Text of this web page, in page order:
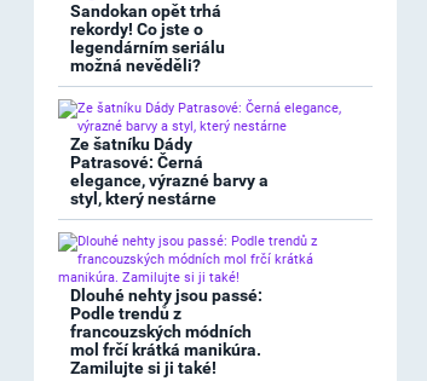
Sandokan opět trhá
rekordy! Co jste o
legendárním seriálu
možná nevěděli?
Ze šatníku Dády
Patrasové: Černá
elegance, výrazné barvy a
styl, který nestárne
Dlouhé nehty jsou passé:
Podle trendů z
francouzských módních
mol frčí krátká manikúra.
Zamilujte si ji také!